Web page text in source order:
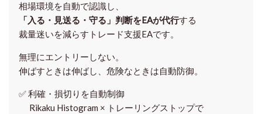
相場環境を自動で認識し、
「入る・見送る・守る」判断をEAが代行する
裁量迷いを減らすトレード支援EAです。
無理にエントリーしない。
伸ばすときは伸ばし、危険なときは自動防御。
✅利確・損切りを自動制御
Rikaku Histogram × トレーリングストップで